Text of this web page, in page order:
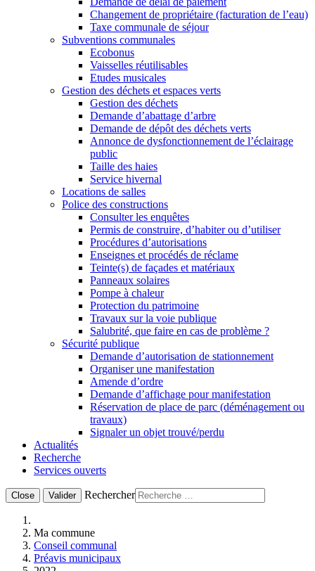
Changement de propriétaire (facturation de l’eau)
Taxe communale de séjour
Subventions communales
Ecobonus
Vaisselles réutilisables
Etudes musicales
Gestion des déchets et espaces verts
Gestion des déchets
Demande d’abattage d’arbre
Demande de dépôt des déchets verts
Annonce de dysfonctionnement de l’éclairage
public
Taille des haies
Service hivernal
Locations de salles
Police des constructions
Consulter les enquêtes
Permis de construire, d’habiter ou d’utiliser
Procédures d’autorisations
Enseignes et procédés de réclame
Teinte(s) de façades et matériaux
Panneaux solaires
Pompe à chaleur
Protection du patrimoine
Travaux sur la voie publique
Salubrité, que faire en cas de problème ?
Sécurité publique
Demande d’autorisation de stationnement
Organiser une manifestation
Amende d’ordre
Demande d’affichage pour manifestation
Réservation de place de parc (déménagement ou
travaux)
Signaler un objet trouvé/perdu
Actualités
Recherche
Services ouverts
Close Valider Rechercher
Ma commune
Conseil communal
Préavis municipaux